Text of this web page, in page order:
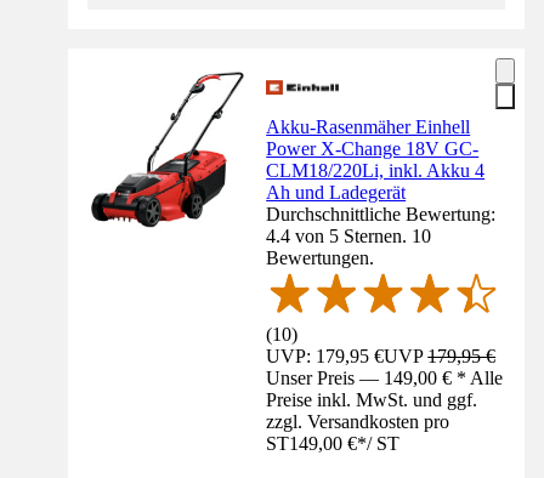
Akku-Rasenmäher Einhell
Power X-Change 18V GC-
CLM18/220Li, inkl. Akku 4
Ah und Ladegerät
Durchschnittliche Bewertung:
4.4 von 5 Sternen. 10
Bewertungen.
(10)
UVP: 179,95 €UVP179,95 €
Unser Preis — 149,00 € * Alle
Preise inkl. MwSt. und ggf.
zzgl. Versandkosten pro
ST149,00 €*/ ST